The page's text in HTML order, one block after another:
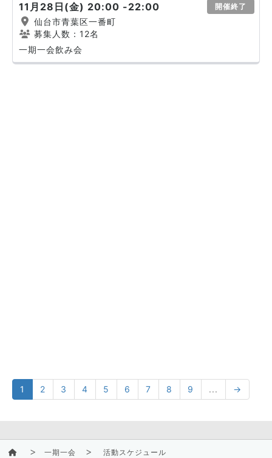
11月28日(金) 20:00 -22:00 開催終了
仙台市青葉区一番町
募集人数：12名
一期一会飲み会
1 2 3 4 5 6 7 8 9 ... →
一期一会 活動スケジュール